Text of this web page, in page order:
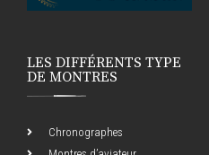
LES DIFFÉRENTS TYPE
DE MONTRES
Chronographes